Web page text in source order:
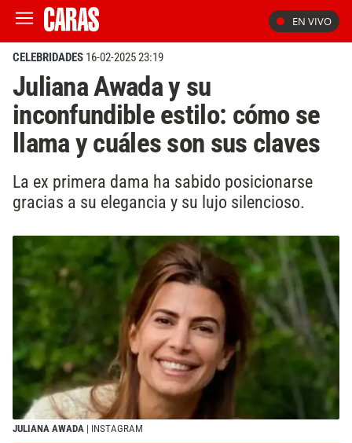
EN VIVO
CELEBRIDADES 16-02-2025 23:19
Juliana Awada y su
inconfundible estilo: cómo se
llama y cuáles son sus claves
La ex primera dama ha sabido posicionarse
gracias a su elegancia y su lujo silencioso.
JULIANA AWADA | INSTAGRAM